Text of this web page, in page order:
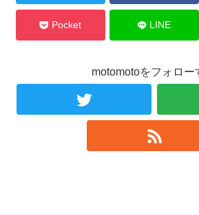
Pocket LINE
motomotoをフォロー